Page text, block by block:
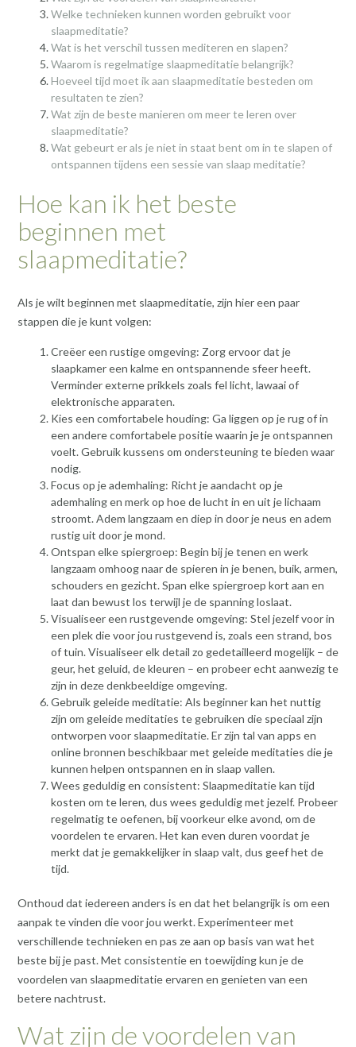
Welke technieken kunnen worden gebruikt voor
slaapmeditatie?
Wat is het verschil tussen mediteren en slapen?
Waarom is regelmatige slaapmeditatie belangrijk?
Hoeveel tijd moet ik aan slaapmeditatie besteden om
resultaten te zien?
Wat zijn de beste manieren om meer te leren over
slaapmeditatie?
Wat gebeurt er als je niet in staat bent om in te slapen of
ontspannen tijdens een sessie van slaap meditatie?
Hoe kan ik het beste
beginnen met
slaapmeditatie?
Als je wilt beginnen met slaapmeditatie, zijn hier een paar
stappen die je kunt volgen:
Creëer een rustige omgeving: Zorg ervoor dat je
slaapkamer een kalme en ontspannende sfeer heeft.
Verminder externe prikkels zoals fel licht, lawaai of
elektronische apparaten.
Kies een comfortabele houding: Ga liggen op je rug of in
een andere comfortabele positie waarin je je ontspannen
voelt. Gebruik kussens om ondersteuning te bieden waar
nodig.
Focus op je ademhaling: Richt je aandacht op je
ademhaling en merk op hoe de lucht in en uit je lichaam
stroomt. Adem langzaam en diep in door je neus en adem
rustig uit door je mond.
Ontspan elke spiergroep: Begin bij je tenen en werk
langzaam omhoog naar de spieren in je benen, buik, armen,
schouders en gezicht. Span elke spiergroep kort aan en
laat dan bewust los terwijl je de spanning loslaat.
Visualiseer een rustgevende omgeving: Stel jezelf voor in
een plek die voor jou rustgevend is, zoals een strand, bos
of tuin. Visualiseer elk detail zo gedetailleerd mogelijk – de
geur, het geluid, de kleuren – en probeer echt aanwezig te
zijn in deze denkbeeldige omgeving.
Gebruik geleide meditatie: Als beginner kan het nuttig
zijn om geleide meditaties te gebruiken die speciaal zijn
ontworpen voor slaapmeditatie. Er zijn tal van apps en
online bronnen beschikbaar met geleide meditaties die je
kunnen helpen ontspannen en in slaap vallen.
Wees geduldig en consistent: Slaapmeditatie kan tijd
kosten om te leren, dus wees geduldig met jezelf. Probeer
regelmatig te oefenen, bij voorkeur elke avond, om de
voordelen te ervaren. Het kan even duren voordat je
merkt dat je gemakkelijker in slaap valt, dus geef het de
tijd.
Onthoud dat iedereen anders is en dat het belangrijk is om een
aanpak te vinden die voor jou werkt. Experimenteer met
verschillende technieken en pas ze aan op basis van wat het
beste bij je past. Met consistentie en toewijding kun je de
voordelen van slaapmeditatie ervaren en genieten van een
betere nachtrust.
Wat zijn de voordelen van